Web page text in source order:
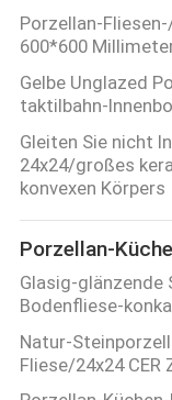
Porzellan-
600*600
Gelbe Unglazed
taktilbahn-
Gleiten Sie nicht
24x24/großes
konvexen Körpers
Porzellan-
Glasig-
Bodenfliese-
Natur-
Fliese/24x24